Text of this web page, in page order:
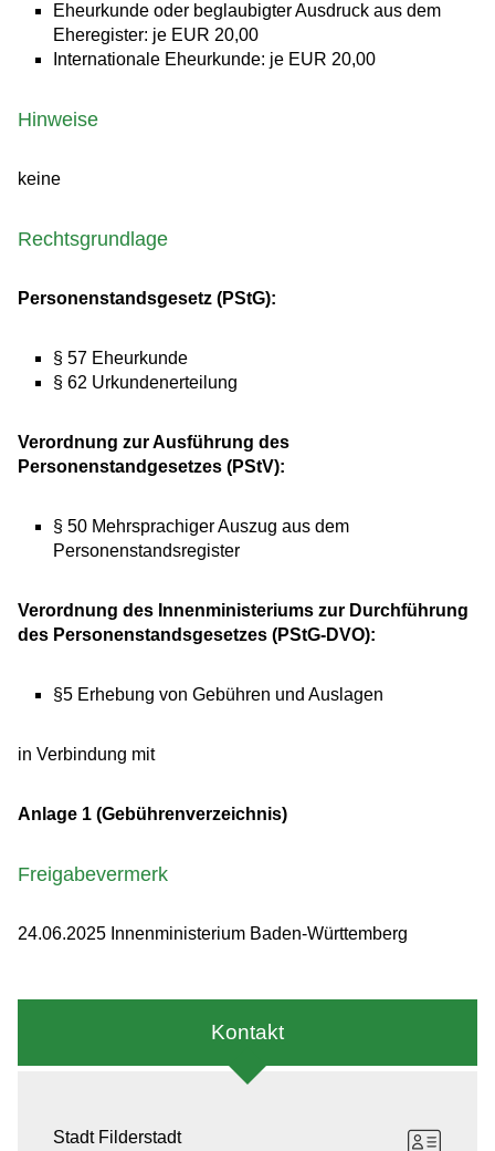
Eheurkunde oder beglaubigter Ausdruck aus dem
Eheregister: je EUR 20,00
Internationale Eheurkunde: je EUR 20,00
Hinweise
keine
Rechtsgrundlage
Personenstandsgesetz (PStG):
§ 57 Eheurkunde
§ 62 Urkundenerteilung
Verordnung zur Ausführung des
Personenstandgesetzes (PStV):
§ 50 Mehrsprachiger Auszug aus dem
Personenstandsregister
Verordnung des Innenministeriums zur Durchführung
des Personenstandsgesetzes (PStG-DVO):
§5 Erhebung von Gebühren und Auslagen
in Verbindung mit
Anlage 1 (Gebührenverzeichnis)
Freigabevermerk
24.06.2025 Innenministerium Baden-Württemberg
Kontakt
Stadt Filderstadt